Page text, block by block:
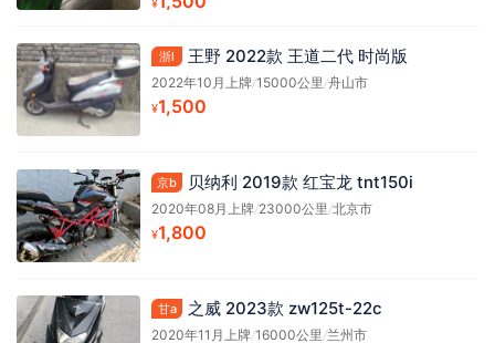
¥
浙l 王野 2022款 王道二代 时尚版
2022年10月上牌/15000公里/舟山市
¥1,500
京b 贝纳利 2019款 红宝龙 tnt150i
2020年08月上牌/23000公里/北京市
¥1,800
甘a 之威 2023款 zw125t-22c
2020年11月上牌/16000公里/兰州市